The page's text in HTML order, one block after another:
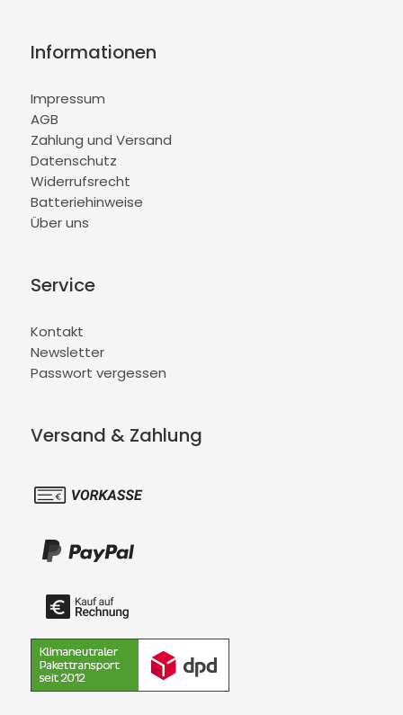
Informationen
Impressum
AGB
Zahlung und Versand
Datenschutz
Widerrufsrecht
Batteriehinweise
Über uns
Service
Kontakt
Newsletter
Passwort vergessen
Versand & Zahlung